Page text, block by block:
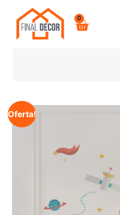
0
Oferta!